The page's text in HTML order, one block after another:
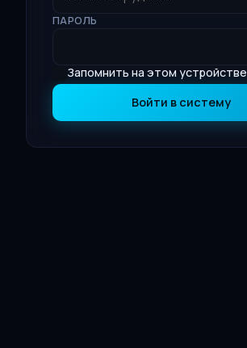
ПАРОЛЬ
Запомнить на этом устройстве
Войти в систему